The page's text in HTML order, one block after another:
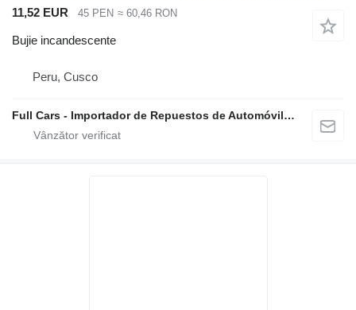
11,52 EUR 45 PEN ≈ 60,46 RON
Bujie incandescente
Peru, Cusco
Full Cars - Importador de Repuestos de Automóviles al Por Mayor